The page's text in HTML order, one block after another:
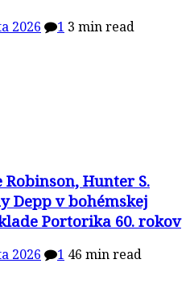
2026 1 3 min read
Hunter S.
Depp v bohémskej
Portorika 60. rokov
2026 1 46 min read